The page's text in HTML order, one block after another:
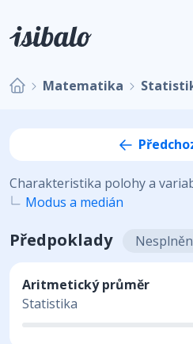
Matematika
Charakteristika polohy a
Modus a medián
Předpoklady
Aritmetický průměr
Statistika